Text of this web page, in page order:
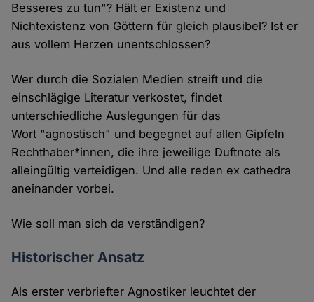
Besseres zu tun"? Hält er Existenz und
Nichtexistenz von Göttern für gleich plausibel? Ist er
aus vollem Herzen unentschlossen?
Wer durch die Sozialen Medien streift und die
einschlägige Literatur verkostet, findet
unterschiedliche Auslegungen für das
Wort "agnostisch" und begegnet auf allen Gipfeln
Rechthaber*innen, die ihre jeweilige Duftnote als
alleingültig verteidigen. Und alle reden ex cathedra
aneinander vorbei.
Wie soll man sich da verständigen?
Historischer Ansatz
Als erster verbriefter Agnostiker leuchtet der